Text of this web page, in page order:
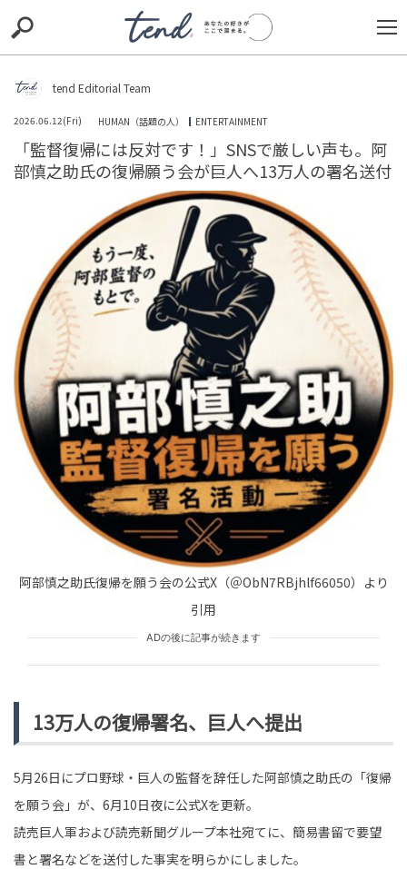
trill nordot RECOMMEND ARENA TOP
ひろゆき、AIの進化でなくなる可能性がある職業について
言及→「すでにAIで十分成立している」「AIで作れるだろ
う」と共感...
HUMAN（話題の人）
LEADERS
tend Editorial Team
「慣れれば平気、2日もあれば家事は慣れる」1日で音を
上げた夫。それでも認めなかった時に返した正論とは
TREND（トレンド深堀）
STORY
tend Editorial Team
「ウィンタースポーツの功労者」「報われて本当に良か
羅、4度目の五輪閉幕...
tend Editorial Team
2026.06.12(Fri) HUMAN（話題の人） ENTERTAINMENT
「監督復帰には反対です！」SNSで厳しい声も。阿
部慎之助氏の復帰願う会が巨人へ13万人の署名送付
阿部慎之助氏復帰を願う会の公式X（＠ObN7RBjhlf66050）より
引用
ADの後に記事が続きます
13万人の復帰署名、巨人へ提出
5月26日にプロ野球・巨人の監督を辞任した阿部慎之助氏の「復帰
を願う会」が、6月10日夜に公式Xを更新。
読売巨人軍および読売新聞グループ本社宛てに、簡易書留で要望
書と署名などを送付した事実を明らかにしました。